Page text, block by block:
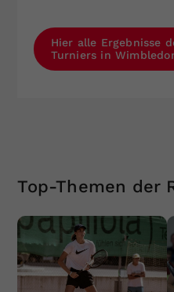
Hier alle Ergebnisse
Turniers in
Top-Themen der